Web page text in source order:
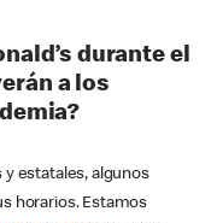
durante el
a los
estatales, algunos
horarios. Estamos